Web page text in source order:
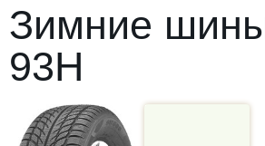
Зимние
93H